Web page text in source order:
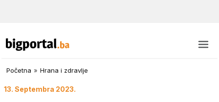
Početna » Hrana i zdravlje
13. Septembra 2023.